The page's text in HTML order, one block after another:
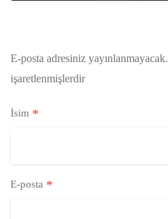
E-posta adresiniz yayınlanmayacak.
işaretlenmişlerdir
İsim *
E-posta *